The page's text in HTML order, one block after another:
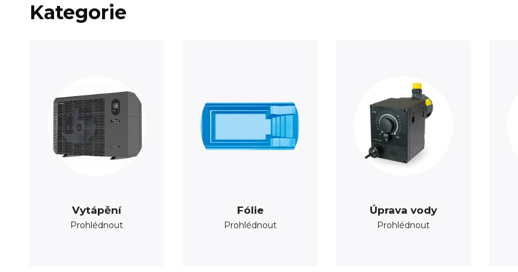
Kategorie
Vytápění
Prohlédnout
Fólie
Prohlédnout
Úprava vody
Prohlédnout